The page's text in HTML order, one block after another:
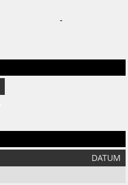
-
DATUM